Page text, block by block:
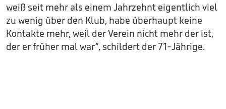
weiß seit mehr als einem Jahrzehnt eigentlich viel
zu wenig über den Klub, habe überhaupt keine
Kontakte mehr, weil der Verein nicht mehr der ist,
der er früher mal war“, schildert der 71-Jährige.